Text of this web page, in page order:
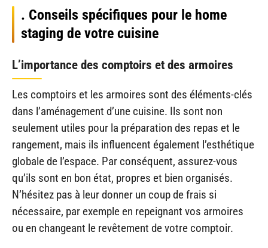
. Conseils spécifiques pour le home
staging de votre cuisine
L’importance des comptoirs et des armoires
Les comptoirs et les armoires sont des éléments-clés
dans l’aménagement d’une cuisine. Ils sont non
seulement utiles pour la préparation des repas et le
rangement, mais ils influencent également l’esthétique
globale de l’espace. Par conséquent, assurez-vous
qu’ils sont en bon état, propres et bien organisés.
N’hésitez pas à leur donner un coup de frais si
nécessaire, par exemple en repeignant vos armoires
ou en changeant le revêtement de votre comptoir.